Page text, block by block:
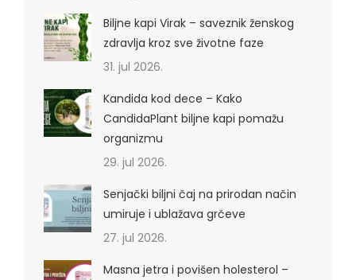
Biljne kapi Virak – saveznik ženskog
zdravlja kroz sve životne faze
31. jul 2026.
Kandida kod dece – Kako
CandidaPlant biljne kapi pomažu
organizmu
29. jul 2026.
Senjački biljni čaj na prirodan način
umiruje i ublažava grčeve
27. jul 2026.
Masna jetra i povišen holesterol –